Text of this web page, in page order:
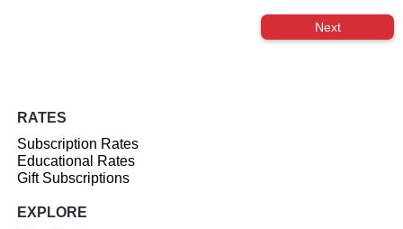
Next
RATES
Subscription Rates
Educational Rates
Gift Subscriptions
EXPLORE